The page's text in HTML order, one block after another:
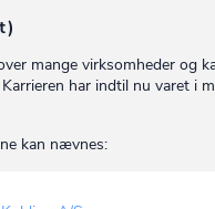
mange virksomheder og
har indtil nu varet i
kan nævnes: